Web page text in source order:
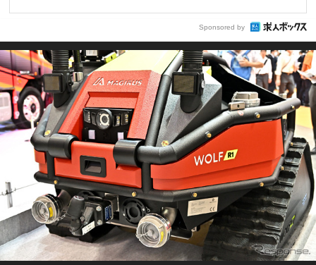
Sponsored by